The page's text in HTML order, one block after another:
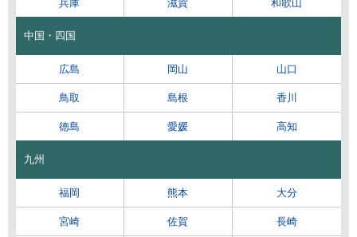
兵庫 滋賀 和歌山
中国・四国
広島 岡山 山口
鳥取 島根 香川
徳島 愛媛 高知
九州
福岡 熊本 大分
宮崎 佐賀 長崎